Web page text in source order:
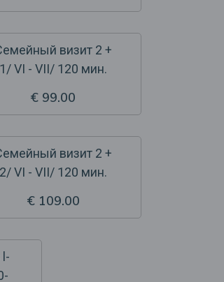
визит 2 +
1/ VI - VII/ 120 мин.
€ 99.00
визит 2 +
2/ VI - VII/ 120 мин.
€ 109.00